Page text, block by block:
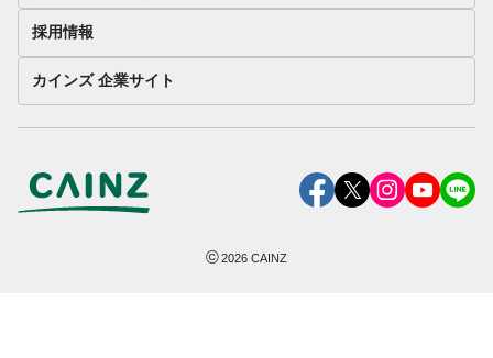
採用情報
カインズ 企業サイト
©2026 CAINZ